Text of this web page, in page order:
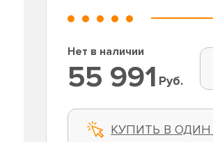
Нет в наличии
55 991 Руб.
КУПИТЬ В